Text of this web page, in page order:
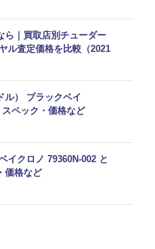
ら｜買取店別チューダー
ル査定価格を比較（2021
ル） ブラックベイ
ペック・価格など
イクロノ 79360N-002 と
価格など